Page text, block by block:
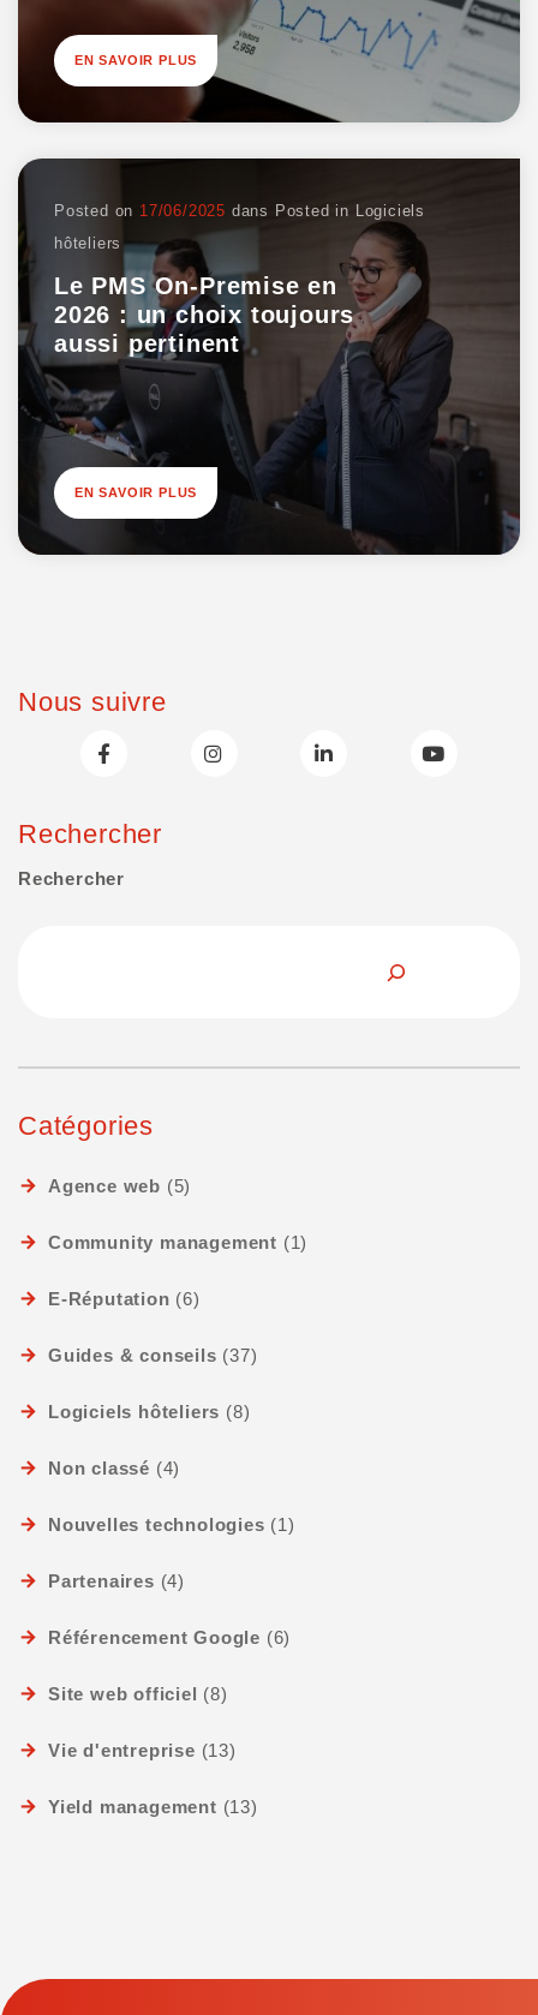
EN SAVOIR PLUS
Posted on 17/06/2025 dans Posted in Logiciels
hôteliers
Le PMS On-Premise en
2026 : un choix toujours
aussi pertinent
EN SAVOIR PLUS
Nous suivre
Rechercher
Rechercher
Catégories
Agence web (5)
Community management (1)
E-Réputation (6)
Guides & conseils (37)
Logiciels hôteliers (8)
Non classé (4)
Nouvelles technologies (1)
Partenaires (4)
Référencement Google (6)
Site web officiel (8)
Vie d'entreprise (13)
Yield management (13)